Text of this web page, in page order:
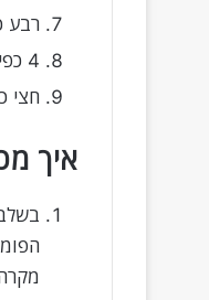
רבע
4 כפיות מלח
חצי
איך